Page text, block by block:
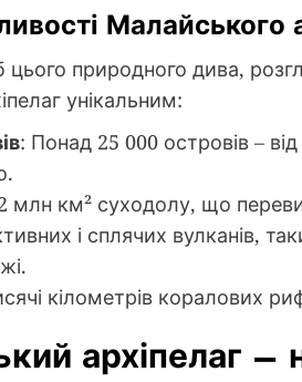
Малайського
природного дива,
унікальним:
: Понад 25 000 островів –
млн км² суходолу, що
і сплячих вулканів,
кілометрів коралових
архіпелаг –